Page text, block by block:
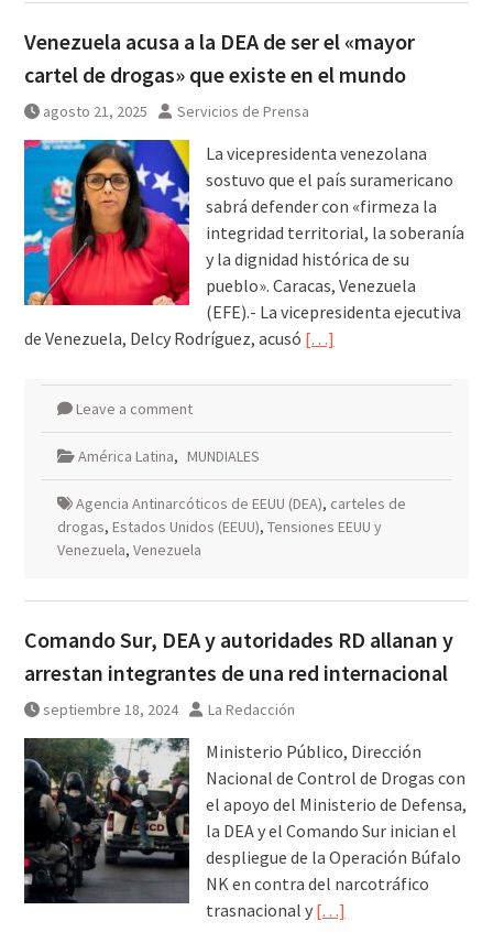
Venezuela acusa a la DEA de ser el «mayor
cartel de drogas» que existe en el mundo
agosto 21, 2025 Servicios de Prensa
La vicepresidenta venezolana
sostuvo que el país suramericano
sabrá defender con «firmeza la
integridad territorial, la soberanía
y la dignidad histórica de su
pueblo». Caracas, Venezuela
(EFE).- La vicepresidenta ejecutiva
de Venezuela, Delcy Rodríguez, acusó […]
Leave a comment
América Latina, MUNDIALES
Agencia Antinarcóticos de EEUU (DEA), carteles de
drogas, Estados Unidos (EEUU), Tensiones EEUU y
Venezuela, Venezuela
Comando Sur, DEA y autoridades RD allanan y
arrestan integrantes de una red internacional
septiembre 18, 2024 La Redacción
Ministerio Público, Dirección
Nacional de Control de Drogas con
el apoyo del Ministerio de Defensa,
la DEA y el Comando Sur inician el
despliegue de la Operación Búfalo
NK en contra del narcotráfico
trasnacional y […]